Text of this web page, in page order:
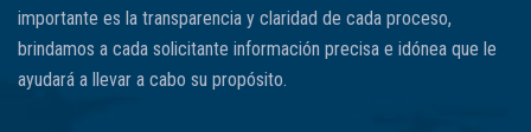
importante es la transparencia y claridad de cada proceso,
brindamos a cada solicitante información precisa e idónea que le
ayudará a llevar a cabo su propósito.